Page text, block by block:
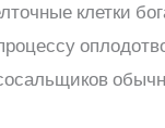
клетки